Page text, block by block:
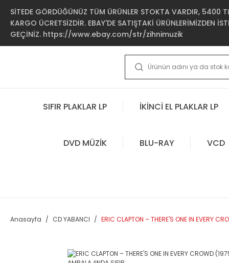
SİTEDE GÖRDÜĞÜNÜZ TÜM ÜRÜNLER STOKTA VARDIR, 5400 TL
KARGO ÜCRETSİZDİR. EBAY'DE SATIŞTAKİ ÜRÜNLERİMİZDEN
GEÇİNİZ. https://www.ebay.com/str/zihnimuzik
SIFIR PLAKLAR LP İKİNCİ EL PLAKLAR LP
DVD MÜZİK BLU-RAY VCD
Anasayfa CD YABANCI ERIC CLAPTON – THERE'S ONE IN EVERY